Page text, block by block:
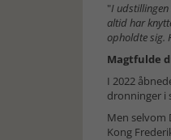
"I udstillingen
altid har
opholdte sig.
Magtfulde
I 2022
dronninger i
Men selvom
Kong